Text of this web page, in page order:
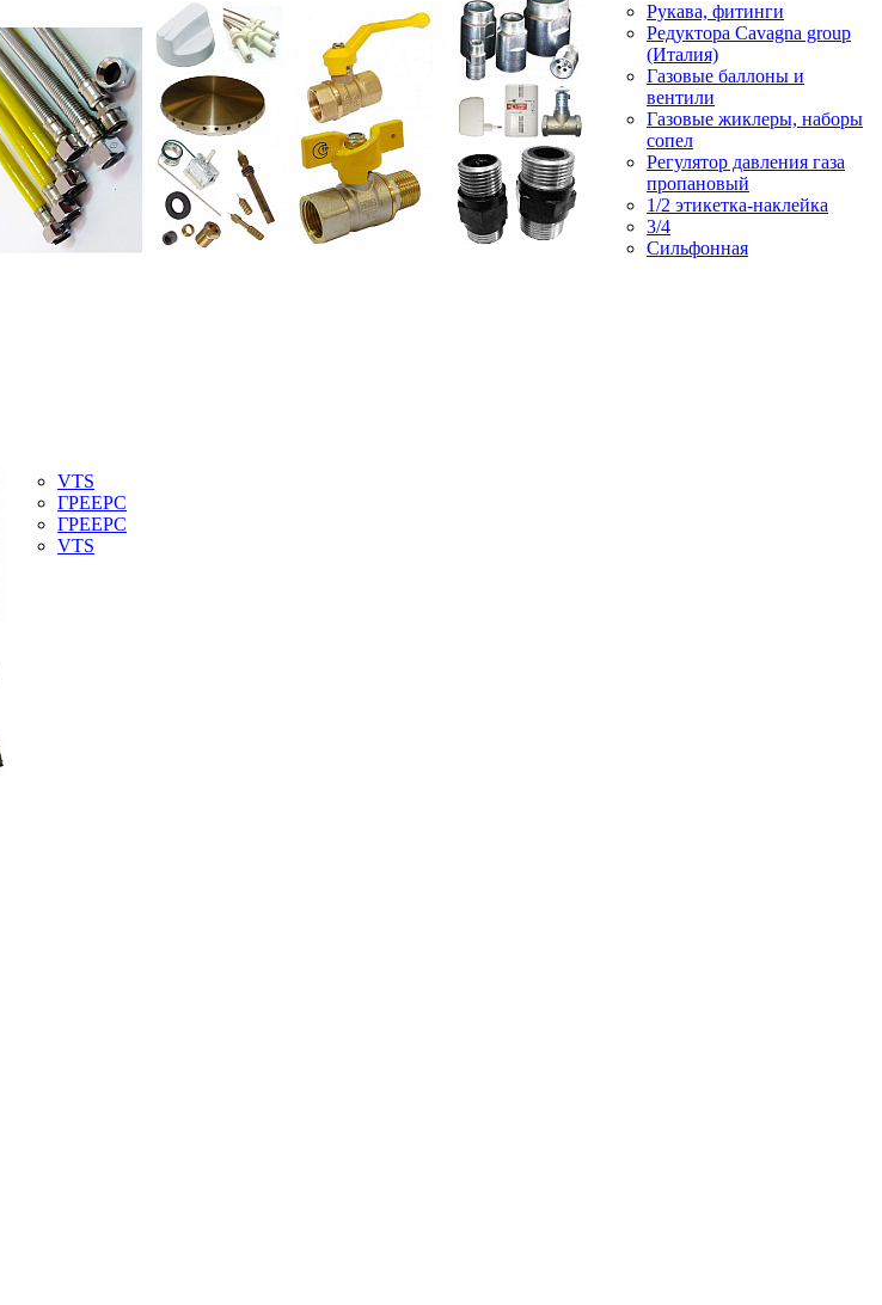
Рукава, фитинги
Редуктора Cavagna group
(Италия)
Газовые баллоны и
вентили
Газовые жиклеры, наборы
сопел
Регулятор давления газа
пропановый
1/2 этикетка-наклейка
3/4
Сильфонная
VTS
ГРЕЕРС
ГРЕЕРС
VTS